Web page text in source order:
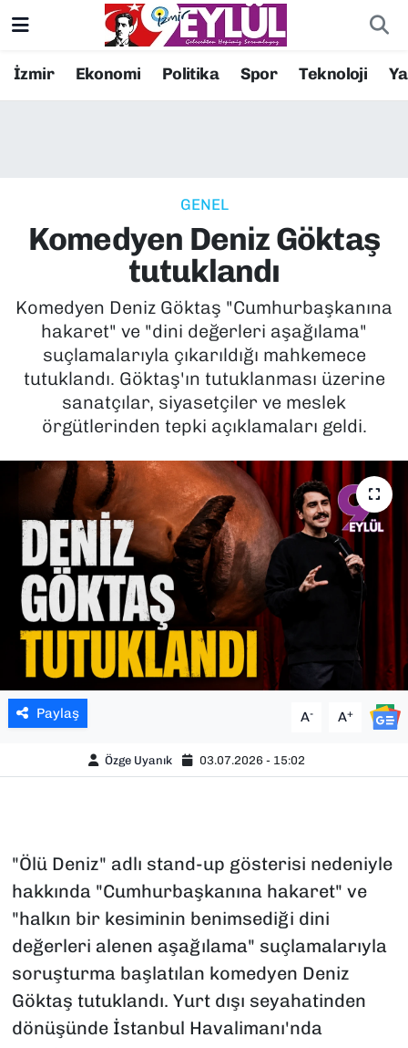
İzmir Ekonomi Politika Spor Teknoloji
GENEL
Komedyen Deniz Göktaş
tutuklandı
Komedyen Deniz Göktaş "Cumhurbaşkanına
hakaret" ve "dini değerleri aşağılama"
suçlamalarıyla çıkarıldığı mahkemece
tutuklandı. Göktaş'ın tutuklanması üzerine
sanatçılar, siyasetçiler ve meslek
örgütlerinden tepki açıklamaları geldi.
Paylaş A- A+
Özge Uyanık 03.07.2026 - 15:02
"Ölü Deniz" adlı stand-up gösterisi nedeniyle
hakkında "Cumhurbaşkanına hakaret" ve
"halkın bir kesiminin benimsediği dini
değerleri alenen aşağılama" suçlamalarıyla
soruşturma başlatılan komedyen Deniz
Göktaş tutuklandı. Yurt dışı seyahatinden
dönüşünde İstanbul Havalimanı'nda
Resmi İlanlar
EKONOMİ
KÜLTÜR SANAT
MAGAZİN
POLİTİKA
SAĞLIK
SPOR
TEKNOLOJİ
YAŞAM
YEREL YÖNETİMLER
Konak Nöbetçi Eczaneler
Süper Lig Puan Durumu ve Fikstür
Tüm Manşetler
Son Dakika Haberleri
Haber Arşivi